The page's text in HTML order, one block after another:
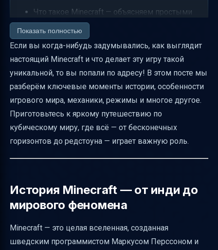
Что такое Minecraft — объясняем простыми
словами
Свобода действий и отсутствие сюжета —
почему это круто
Базовые механики — добыча, крафт и
размещение блоков
Режимы игры — выживание и творчество
Редстоун и логические схемы — учимся
инженерии в игре
Образовательное применение Minecraft
Education Edition
Платформы и мультиплатформенность —
играйте где угодно
Дизайн Minecraft — минимализм и
Показать полностью
Если вы когда-нибудь задумывались, как выглядит
настоящий Minecraft и что делает эту игру такой
уникальной, то вы попали по адресу! В этом посте мы
разберём ключевые моменты истории, особенности
игрового мира, механики, режимы и многое другое.
Приготовьтесь к яркому путешествию по
кубическому миру, где всё — от бесконечных
горизонтов до редстоуна — играет важную роль.
История Minecraft — от инди до
мирового феномена
Minecraft — это целая вселенная, созданная
шведским программистом Маркусом Перссоном и